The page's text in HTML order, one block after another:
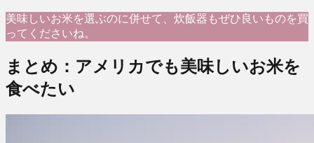
美味しいお米を選ぶのに併せて、炊飯器もぜひ良いものを買
ってくださいね。
まとめ：アメリカでも美味しいお米を
食べたい